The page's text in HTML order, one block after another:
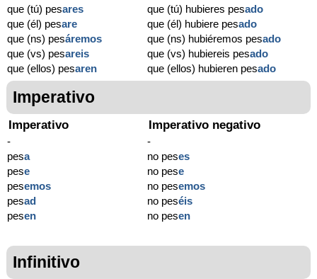
que (tú) pesares
que (él) pesare
que (ns) pesáremos
que (vs) pesareis
que (ellos) pesaren
que (tú) hubieres pesado
que (él) hubiere pesado
que (ns) hubiéremos pesado
que (vs) hubiereis pesado
que (ellos) hubieren pesado
Imperativo
Imperativo
-
pesa
pese
pesemos
pesad
pesen
Imperativo negativo
-
no peses
no pese
no pesemos
no peséis
no pesen
Infinitivo